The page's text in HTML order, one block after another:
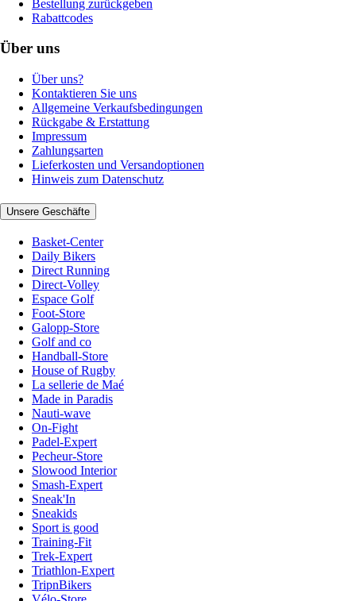
Bestellung zurückgeben
Rabattcodes
Über uns
Über uns?
Kontaktieren Sie uns
Allgemeine Verkaufsbedingungen
Rückgabe & Erstattung
Impressum
Zahlungsarten
Lieferkosten und Versandoptionen
Hinweis zum Datenschutz
Unsere Geschäfte
Basket-Center
Daily Bikers
Direct Running
Direct-Volley
Espace Golf
Foot-Store
Galopp-Store
Golf and co
Handball-Store
House of Rugby
La sellerie de Maé
Made in Paradis
Nauti-wave
On-Fight
Padel-Expert
Pecheur-Store
Slowood Interior
Smash-Expert
Sneak'In
Sneakids
Sport is good
Training-Fit
Trek-Expert
Triathlon-Expert
TripnBikers